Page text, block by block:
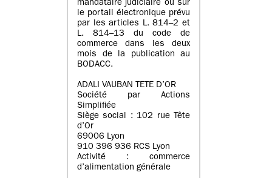
mandataire judiciaire ou sur
le portail électronique prévu
par les articles L. 814–2 et
L. 814–13 du code de
commerce dans les deux
mois de la publication au
BODACC.
ADALI VAUBAN TETE D’OR
Société par Actions
Simplifiée
Siège social : 102 rue Tête
d’Or
69006 Lyon
910 396 936 RCS Lyon
Activité : commerce
d’alimentation générale